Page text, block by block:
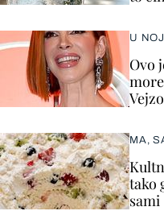
U
Ovo
MA,
tako
sami